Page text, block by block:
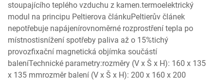
stoupajícího teplého vzduchu z kamen.termoelektrický
modul na principu Peltierova článkuPeltierův článek
nepotřebuje napájenírovnoměrné rozprostření tepla po
místnostisnížení spotřeby paliva až o 15%tichý
provozfixační magnetická objímka součástí
baleníTechnické parametry:rozměry (V x Š x H): 160 x 135
x 135 mmrozměr balení (V x Š x H): 200 x 160 x 200